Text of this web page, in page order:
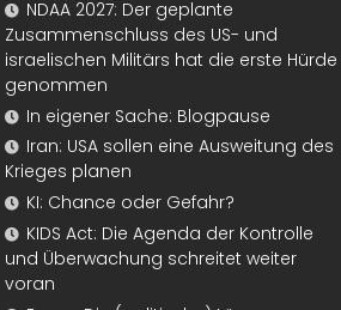
NDAA 2027: Der geplante
Zusammenschluss des US- und
israelischen Militärs hat die erste Hürde
genommen
In eigener Sache: Blogpause
Iran: USA sollen eine Ausweitung des
Krieges planen
KI: Chance oder Gefahr?
KIDS Act: Die Agenda der Kontrolle
und Überwachung schreitet weiter
voran